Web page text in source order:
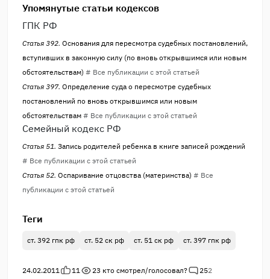
Упомянутые статьи кодексов
ГПК РФ
Статья 392. Основания для пересмотра судебных постановлений,
вступивших в законную силу (по вновь открывшимся или новым
обстоятельствам) # Все публикации с этой статьей
Статья 397. Определение суда о пересмотре судебных
постановлений по вновь открывшимся или новым
обстоятельствам # Все публикации с этой статьей
Семейный кодекс РФ
Статья 51. Запись родителей ребенка в книге записей рождений
# Все публикации с этой статьей
Статья 52. Оспаривание отцовства (материнства) # Все
публикации с этой статьей
Теги
ст. 392 гпк рф ст. 52 ск рф ст. 51 ск рф ст. 397 гпк рф
24.02.2011 11 23 кто смотрел/голосовал? 252